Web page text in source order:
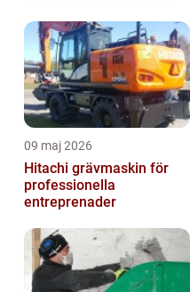
09 maj 2026
Hitachi grävmaskin för
professionella
entreprenader